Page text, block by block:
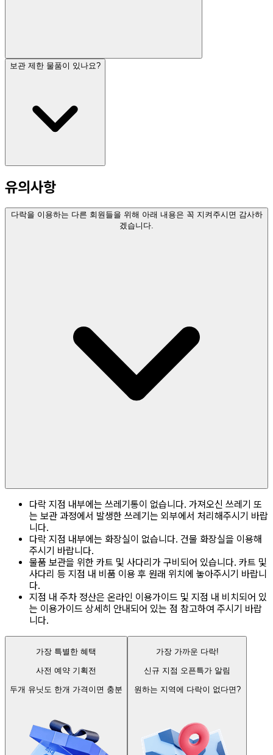
보관 제한 물품이 있나요?
유의사항
다락을 이용하는 다른 회원들을 위해 아래 내용은 꼭 지켜주시면 감사하
겠습니다.
다락 지점 내부에는 쓰레기통이 없습니다. 가져오신 쓰레기 또
는 보관 과정에서 발생한 쓰레기는 외부에서 처리해주시기 바랍
니다.
다락 지점 내부에는 화장실이 없습니다. 건물 화장실을 이용해
주시기 바랍니다.
물품 보관을 위한 카트 및 사다리가 구비되어 있습니다. 카트 및
사다리 등 지점 내 비품 이용 후 원래 위치에 놓아주시기 바랍니
다.
지점 내 주차 정산은 온라인 이용가이드 및 지점 내 비치되어 있
는 이용가이드 상세히 안내되어 있는 점 참고하여 주시기 바랍
니다.
가장 특별한 혜택
사전 예약 기획전
두개 유닛도 한개 가격이면 충분
가장 가까운 다락!
신규 지점 오픈특가 알림
원하는 지역에 다락이 없다면?